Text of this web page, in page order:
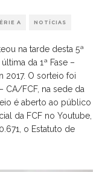
A NOTÍCIAS
na tarde desta 5ª
da 1ª Fase –
2017. O sorteio foi
CA/FCF, na sede da
é aberto ao público
da FCF no Youtube,
o Estatuto de